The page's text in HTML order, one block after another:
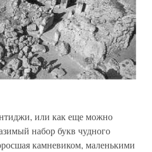
или как еще можно
набор букв чудного
камневиком, маленькими